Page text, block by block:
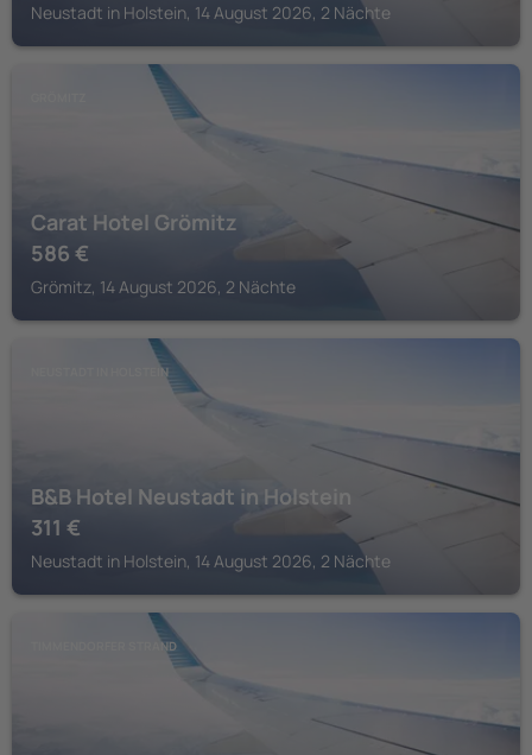
Neustadt in Holstein, 14 August 2026, 2 Nächte
Carat Hotel Grömitz
586 €
Grömitz, 14 August 2026, 2 Nächte
NEUSTADT IN HOLSTEIN
B&B Hotel Neustadt in Holstein
311 €
Neustadt in Holstein, 14 August 2026, 2 Nächte
TIMMENDORFER STRAND